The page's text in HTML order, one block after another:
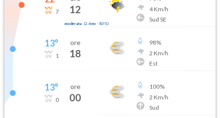
7 12
moderata (2.6mm- 80 %)
4Km/h
Sud SE
13°
1
ore
18
98%
2 Km/h
Est
13°
0
ore
00
100%
2 Km/h
Sud